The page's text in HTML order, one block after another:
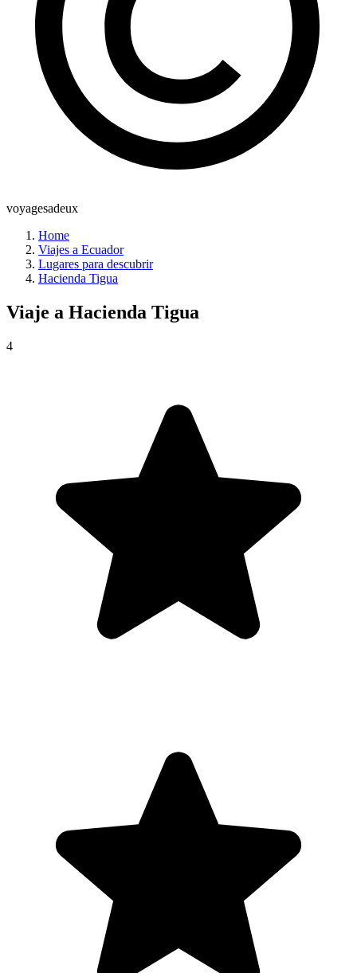
voyagesadeux
Home
Viajes a Ecuador
Lugares para descubrir
Hacienda Tigua
Viaje a Hacienda Tigua
4